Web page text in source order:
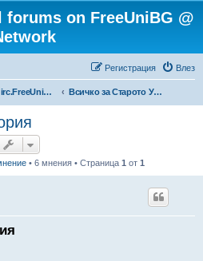
on FreeUniBG @
Влез
Регистрация
Сървър: irc.FreeUniBG.eu Всичко за Старото УниБГ / UniBG History
• 6 мнения • Страница 1 от 1